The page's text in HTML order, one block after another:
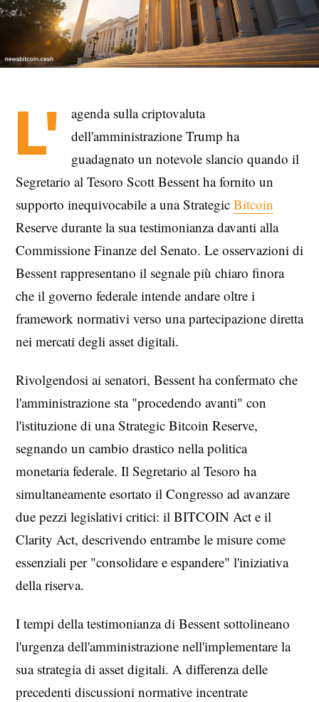
L'
agenda sulla criptovaluta
dell'amministrazione Trump ha
guadagnato un notevole slancio quando il
Segretario al Tesoro Scott Bessent ha fornito un
supporto inequivocabile a una Strategic Bitcoin
Reserve durante la sua testimonianza davanti alla
Commissione Finanze del Senato. Le osservazioni di
Bessent rappresentano il segnale più chiaro finora
che il governo federale intende andare oltre i
framework normativi verso una partecipazione diretta
nei mercati degli asset digitali.
Rivolgendosi ai senatori, Bessent ha confermato che
l'amministrazione sta "procedendo avanti" con
l'istituzione di una Strategic Bitcoin Reserve,
segnando un cambio drastico nella politica
monetaria federale. Il Segretario al Tesoro ha
simultaneamente esortato il Congresso ad avanzare
due pezzi legislativi critici: il BITCOIN Act e il
Clarity Act, descrivendo entrambe le misure come
essenziali per "consolidare e espandere" l'iniziativa
della riserva.
I tempi della testimonianza di Bessent sottolineano
l'urgenza dell'amministrazione nell'implementare la
sua strategia di asset digitali. A differenza delle
precedenti discussioni normative incentrate